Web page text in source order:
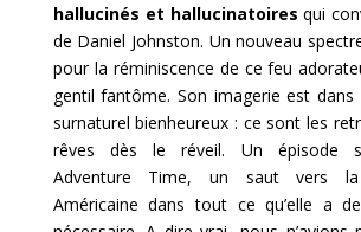
hallucinés et hallucinatoires qui
de Daniel Johnston. Un nouveau
pour la réminiscence de ce feu
gentil fantôme. Son imagerie est dans
surnaturel bienheureux : ce sont les
rêves dès le réveil. Un épisode
Adventure Time, un saut vers
Américaine dans tout ce qu’elle a